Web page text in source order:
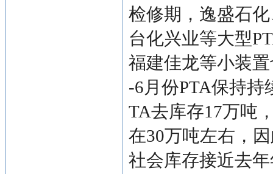
检修期，逸盛石
台化兴业等大型
福建佳龙等小装
-6月份PTA保持持
TA去库存17万吨
在30万吨左右，
社会库存接近去